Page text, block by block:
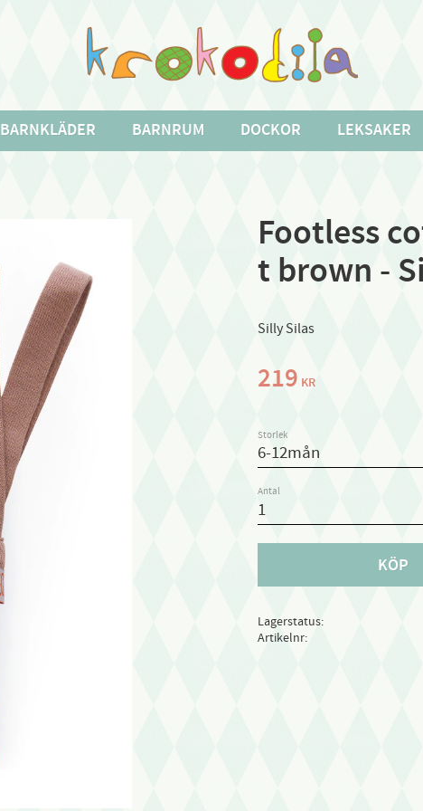
BARNKLÄDER BARNRUM DOCKOR LEKSAKER
Footless
t brown -
Silly Silas
219 KR
Storlek
Antal
KÖP
Lagerstatus
Artikelnr